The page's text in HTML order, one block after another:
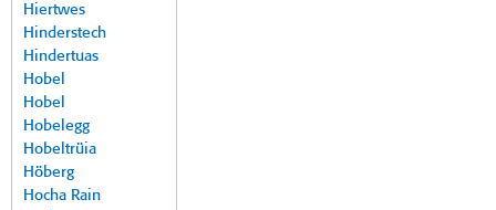
Hiertwes
Hinderstech
Hindertuas
Hobel
Hobel
Hobelegg
Hobeltrüia
Höberg
Hocha Rain